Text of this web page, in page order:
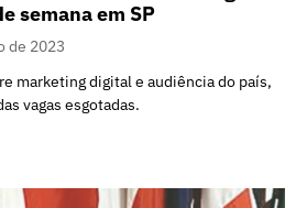
semana em SP
de 2023
marketing digital e audiência do país,
vagas esgotadas.